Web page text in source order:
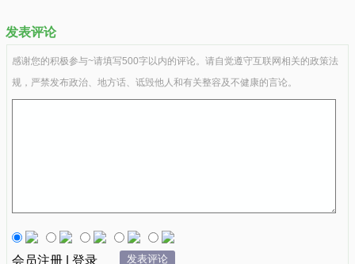
发表评论
感谢您的积极参与~请填写500字以内的评论。请自觉遵守互联网相关的政策法
规，严禁发布政治、地方话、诋毁他人和有关整容及不健康的言论。
会员注册 | 登录 发表评论